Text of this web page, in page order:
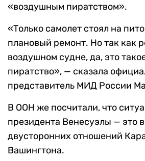
«воздушным пиратством».
«Только самолет стоял на
плановый ремонт. Но так как
воздушном судне, да, это
пиратство», — сказала
представитель МИД России
В ООН же посчитали, что
президента Венесуэлы — это
двусторонних отношений
Вашингтона.